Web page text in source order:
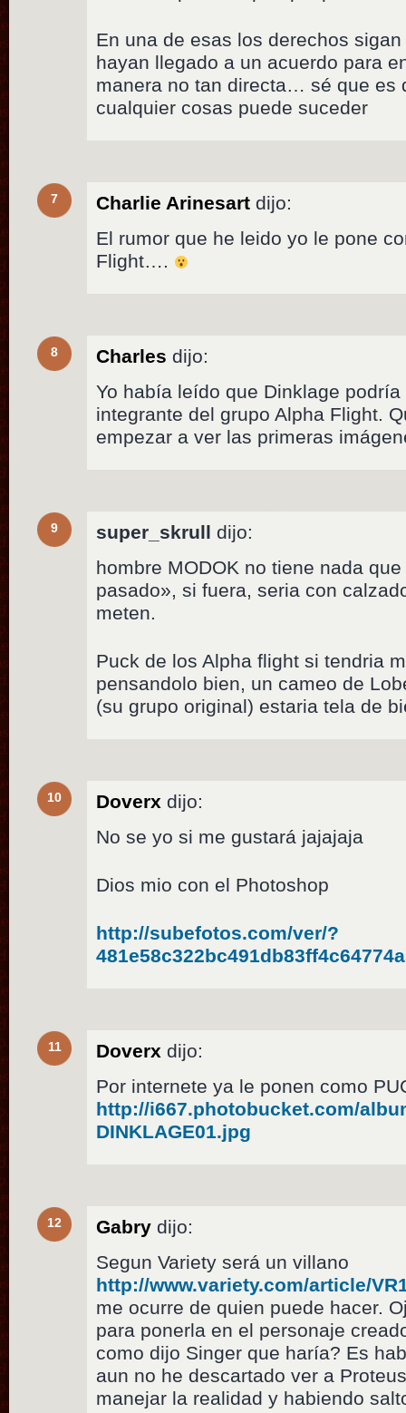
En una de esas los derechos
hayan llegado a un acuerdo para
manera no tan directa… sé que es
cualquier cosas puede suceder
7 Charlie Arinesart dijo:
El rumor que he leido yo le pone
Flight….
8 Charles dijo:
Yo había leído que Dinklage
integrante del grupo Alpha Flight.
empezar a ver las primeras
9 super_skrull dijo:
hombre MODOK no tiene nada
pasado», si fuera, seria con
meten.
Puck de los Alpha flight si tendria
pensandolo bien, un cameo de
(su grupo original) estaria tela de
10 Doverx dijo:
No se yo si me gustará jajajaja
Dios mio con el Photoshop
http://subefotos.com/ver/?
11 Doverx dijo:
Por internete ya le ponen como
http://i667.photobucket.com/
DINKLAGE01.jpg
12 Gabry dijo:
Segun Variety será un villano
http://www.variety.com/article/
me ocurre de quien puede hacer.
para ponerla en el personaje
como dijo Singer que haría? Es
aun no he descartado ver a
manejar la realidad y habiendo